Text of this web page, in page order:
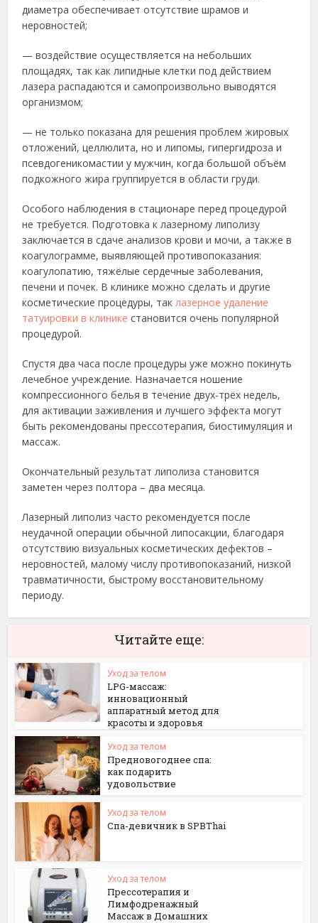
диаметра обеспечивает отсутствие шрамов и
неровностей;
— воздействие осуществляется на небольших
площадях, так как липидные клетки под действием
лазера распадаются и самопроизвольно выводятся
организмом;
— не только показана для решения проблем жировых
отложений, целлюлита, но и липомы, гипергидроза и
псевдогеникомастии у мужчин, когда большой объём
подкожного жира группируется в области груди.
Особого наблюдения в стационаре перед процедурой
не требуется. Подготовка к лазерному липолизу
заключается в сдаче анализов крови и мочи, а также в
коагулограмме, выявляющей противопоказания:
коагулопатию, тяжёлые сердечные заболевания,
печени и почек. В клинике можно сделать и другие
косметические процедуры, таклазерное удаление
татуировки в клинике становится очень популярной
процедурой.
Спустя два часа после процедуры уже можно покинуть
лечебное учреждение. Назначается ношение
компрессионного белья в течение двух-трёх недель,
для активации заживления и лучшего эффекта могут
быть рекомендованы прессотерапия, биостимуляция и
массаж.
Окончательный результат липолиза становится
заметен через полтора – два месяца.
Лазерный липолиз часто рекомендуется после
неудачной операции обычной липосакции, благодаря
отсутствию визуальных косметических дефектов –
неровностей, малому числу противопоказаний, низкой
травматичности, быстрому восстановительному
периоду.
Читайте еще:
Уход за телом
LPG-массаж:
инновационный
аппаратный метод для
красоты и здоровья
Уход за телом
Предновогоднее спа:
как подарить
удовольствие
Уход за телом
Спа-девичник в SPBThai
Уход за телом
Прессотерапия и
Лимфодренажный
Массаж в Домашних